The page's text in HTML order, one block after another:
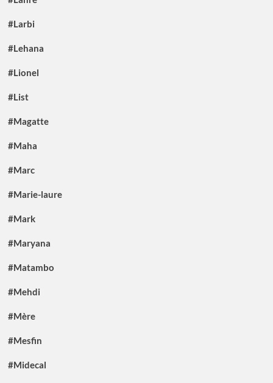
#Larbi
#Lehana
#Lionel
#List
#Magatte
#Maha
#Marc
#Marie-laure
#Mark
#Maryana
#Matambo
#Mehdi
#Mère
#Mesfin
#Midecal